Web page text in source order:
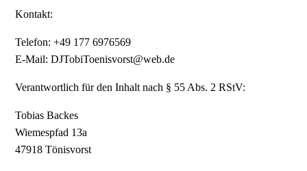
Kontakt:
Telefon: +49 177 6976569
E-Mail: DJTobiToenisvorst@web.de
Verantwortlich für den Inhalt nach § 55 Abs. 2 RStV:
Tobias Backes
Wiemespfad 13a
47918 Tönisvorst